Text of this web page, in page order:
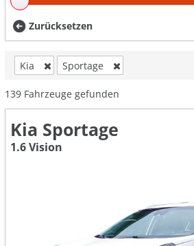
Zurücksetzen
Kia Sportage
139 Fahrzeuge gefunden
Kia Sportage
1.6 Vision